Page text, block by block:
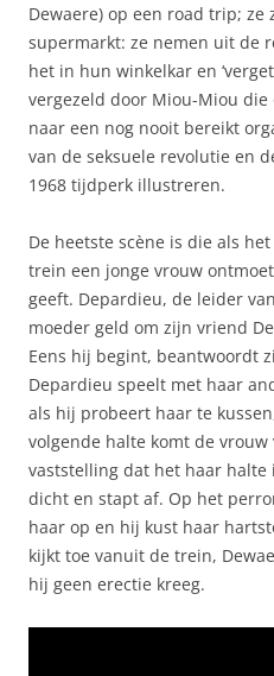
Dewaere) op een road trip; ze
supermarkt: ze nemen uit de
het in hun winkelkar en
vergezeld door Miou-Miou
naar een nog nooit bereikt
van de seksuele revolutie en
1968 tijdperk illustreren.
De heetste scène is die als
trein een jonge vrouw
geeft. Depardieu, de leider
moeder geld om zijn vriend
Eens hij begint, beantwoordt
Depardieu speelt met haar
als hij probeert haar te
volgende halte komt de
vaststelling dat het haar halte
dicht en stapt af. Op het
haar op en hij kust haar
kijkt toe vanuit de trein,
hij geen erectie kreeg.